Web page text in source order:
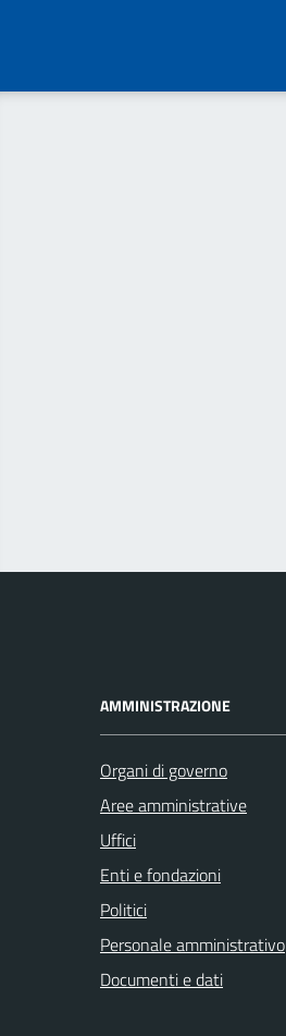
AMMINISTRAZIONE
Organi di governo
Aree amministrative
Uffici
Enti e fondazioni
Politici
Personale amministrativo
Documenti e dati